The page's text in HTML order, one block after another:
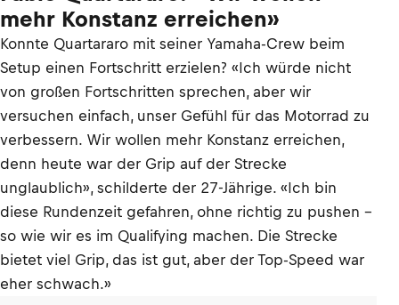
mehr Konstanz erreichen»
Konnte Quartararo mit seiner Yamaha-Crew beim
Setup einen Fortschritt erzielen? «Ich würde nicht
von großen Fortschritten sprechen, aber wir
versuchen einfach, unser Gefühl für das Motorrad zu
verbessern. Wir wollen mehr Konstanz erreichen,
denn heute war der Grip auf der Strecke
unglaublich», schilderte der 27-Jährige. «Ich bin
diese Rundenzeit gefahren, ohne richtig zu pushen –
so wie wir es im Qualifying machen. Die Strecke
bietet viel Grip, das ist gut, aber der Top-Speed war
eher schwach.»